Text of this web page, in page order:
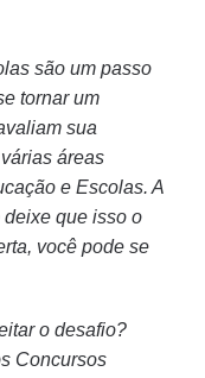
são um passo
tornar um
sua
áreas
e Escolas. A
que isso o
você pode se
o desafio?
Concursos